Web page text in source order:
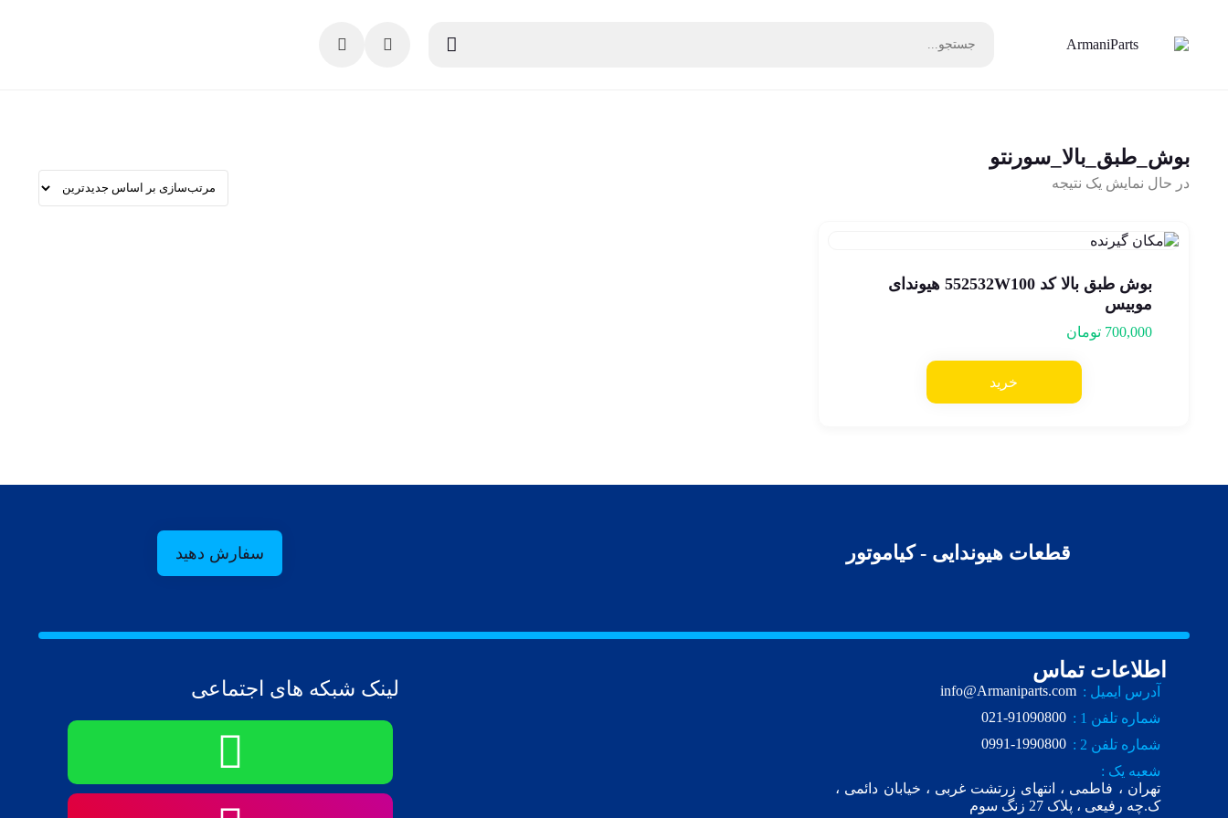
بوش_طبق_بالا_سورنتو
در حال نمایش یک نتیجه
بوش طبق بالا کد 552532W100 هیوندای
موبیس
700,000 تومان
خرید
قطعات هیوندایی - کیاموتور سفارش دهید
اطلاعات تماس
آدرس ایمیل : info@Armaniparts.com
شماره تلفن 1 :
021-91090800
شماره تلفن 2 :
0991-1990800
شعبه یک :
تهران ، فاطمی ، انتهای زرتشت غربی ، خیابان دائمی ،
ک.چه رفیعی ، پلاک 27 زنگ سوم
لینک شبکه های اجتماعی